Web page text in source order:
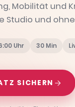
Mobilität und
Studio und
Uhr 30 Min
SICHERN